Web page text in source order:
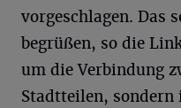
vorgeschlagen. Das
begrüßen, so die
um die Verbindung
Stadtteilen, sondern